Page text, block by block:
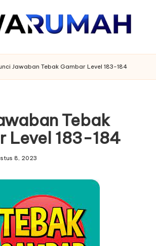
Jawaban Tebak Gambar Level 183-184
Tebak
Level 183-184
8, 2023